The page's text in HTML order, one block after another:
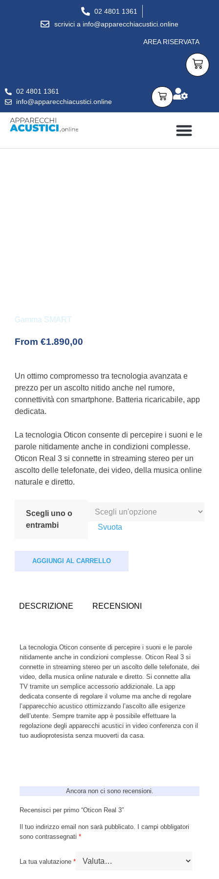
02 4801 1361
scrivici a info@apparecchiacustici.online
AREA RISERVATA
02 4801 1361
info@apparecchiacustici.online
Gamma SMART
From €1.890,00
Un ottimo compromesso tra tecnologia avanzata e
prezzo per un ascolto nitido anche nel rumore,
connettività con smartphone. Batteria ricaricabile, app
dedicata.
La tecnologia Oticon consente di percepire i suoni e le
parole nitidamente anche in condizioni complesse.
Oticon Real 3 si connette in streaming stereo per un
ascolto delle telefonate, dei video, della musica online
naturale e diretto.
Scegli uno o
entrambi
Svuota
AGGIUNGI AL CARRELLO
DESCRIZIONE RECENSIONI
La tecnologia Oticon consente di percepire i suoni e le parole
nitidamente anche in condizioni complesse. Oticon Real 3 si
connette in streaming stereo per un ascolto delle telefonate, dei
video, della musica online naturale e diretto. Si connette alla
TV tramite un semplice accessorio addizionale. La app
dedicata consente di regolare il volume ma anche di regolare
l’apparecchio acustico ottimizzando l’ascolto alle esigenze
dell’utente. Sempre tramite app è possibile effettuare la
regolazione degli apparecchi acustici in video conferenza con il
tuo audioprotesista senza muoverti da casa.
Ancora non ci sono recensioni.
Recensisci per primo “Oticon Real 3”
Il tuo indirizzo email non sarà pubblicato.
I campi obbligatori
sono contrassegnati *
La tua valutazione *